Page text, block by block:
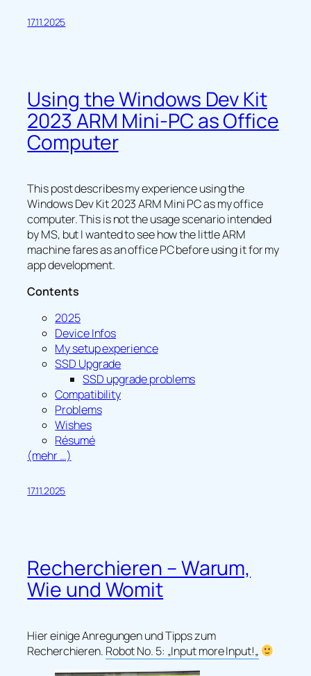
17.11.2025
Using the Windows Dev Kit
2023 ARM Mini-PC as Office
Computer
This post describes my experience using the
Windows Dev Kit 2023 ARM Mini PC as my office
computer. This is not the usage scenario intended
by MS, but I wanted to see how the little ARM
machine fares as an office PC before using it for my
app development.
Contents
2025
Device Infos
My setup experience
SSD Upgrade
SSD upgrade problems
Compatibility
Problems
Wishes
Résumé
(mehr …)
17.11.2025
Recherchieren – Warum,
Wie und Womit
Hier einige Anregungen und Tipps zum
Recherchieren. Robot No. 5: „Input more Input!„